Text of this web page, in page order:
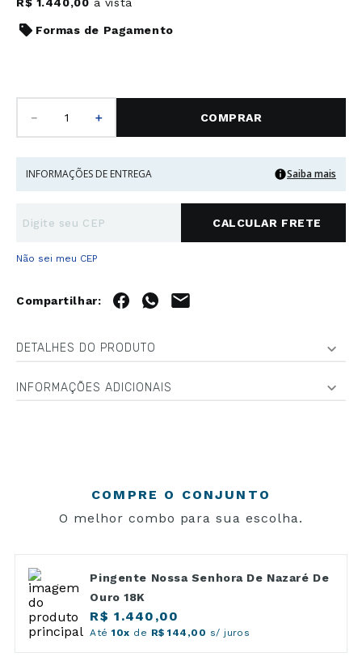
Formas de Pagamento
＋
－ COMPRAR
INFORMAÇÕES DE ENTREGA Saiba mais
Não sei meu CEP
DETALHES DO PRODUTO
INFORMAÇÕES ADICIONAIS
COMPRE O CONJUNTO
O melhor combo para sua escolha.
Pingente Nossa Senhora De Nazaré De
Ouro 18K
R$ 1.440,00
Até10x de R$ 144,00 s/ juros